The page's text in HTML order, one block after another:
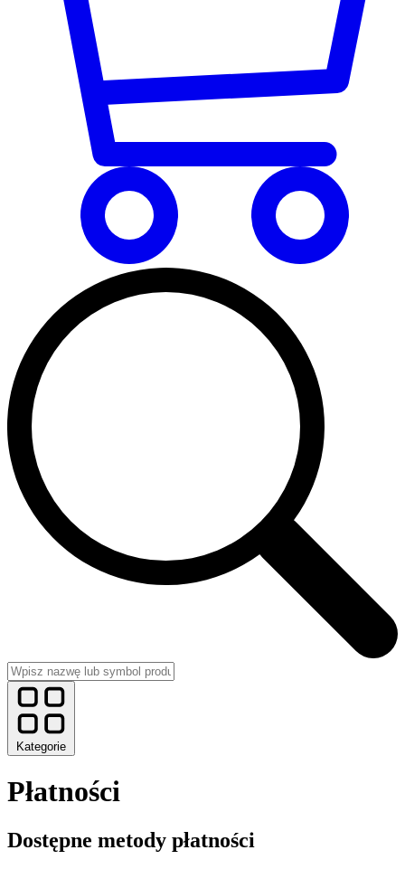
Kategorie
Płatności
Dostępne metody płatności